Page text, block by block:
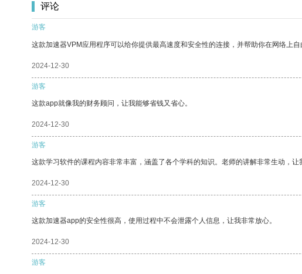
评论
游客
这款加速器VPM应用程序可以给你提供最高速度和安全性的连接，并帮助你在网络上自
2024-12-30
游客
这款app就像我的财务顾问，让我能够省钱又省心。
2024-12-30
游客
这款学习软件的课程内容非常丰富，涵盖了各个学科的知识。老师的讲解非常生动，让
2024-12-30
游客
这款加速器app的安全性很高，使用过程中不会泄露个人信息，让我非常放心。
2024-12-30
游客